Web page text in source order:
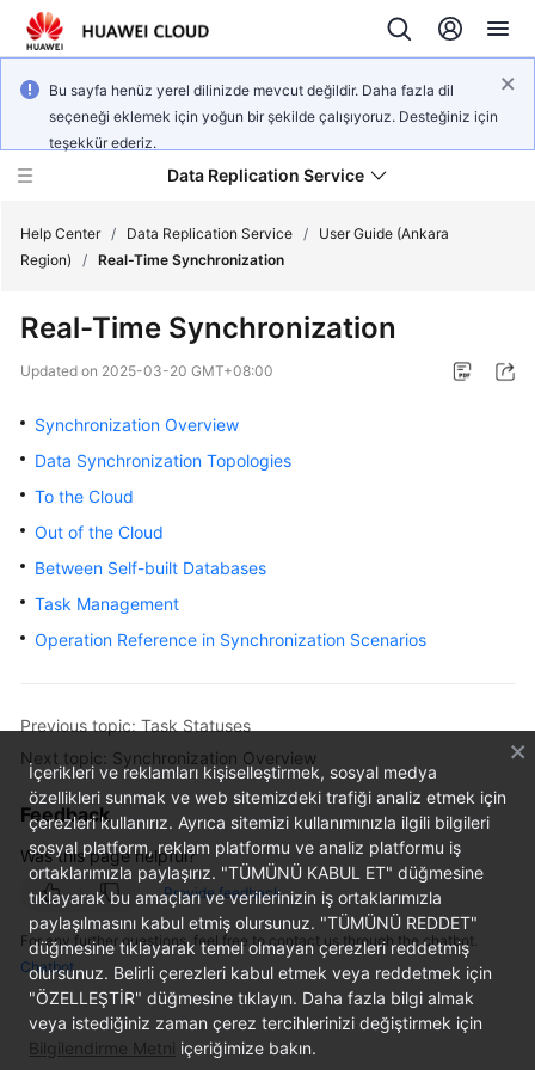
Bu sayfa henüz yerel dilinizde mevcut değildir. Daha fazla dil
seçeneği eklemek için yoğun bir şekilde çalışıyoruz. Desteğiniz için
teşekkür ederiz.
Data Replication Service
New
Overview
Billing
Getting
User
Guide
Practices
Security
White
Paper
API
Reference
SDK
Reference
FAQs
Help Center / Data Replication Service /
User Guide (Ankara
Region)
/ Real-Time Synchronization
Real-Time Synchronization
Updated on 2025-03-20 GMT+08:00
Synchronization Overview
Data Synchronization Topologies
To the Cloud
Out of the Cloud
Between Self-built Databases
Task Management
Operation Reference in Synchronization Scenarios
Previous topic: Task Statuses
Next topic: Synchronization Overview
Feedback
Was this page helpful?
Provide feedback
For any further questions, feel free to contact us through the chatbot.
Chatbot
İçerikleri ve reklamları kişiselleştirmek, sosyal medya
özellikleri sunmak ve web sitemizdeki trafiği analiz etmek için
çerezleri kullanırız. Ayrıca sitemizi kullanımınızla ilgili bilgileri
sosyal platform, reklam platformu ve analiz platformu iş
ortaklarımızla paylaşırız. "TÜMÜNÜ KABUL ET" düğmesine
tıklayarak bu amaçları ve verilerinizin iş ortaklarımızla
paylaşılmasını kabul etmiş olursunuz. "TÜMÜNÜ REDDET"
düğmesine tıklayarak temel olmayan çerezleri reddetmiş
olursunuz. Belirli çerezleri kabul etmek veya reddetmek için
"ÖZELLEŞTİR" düğmesine tıklayın. Daha fazla bilgi almak
veya istediğiniz zaman çerez tercihlerinizi değiştirmek için
Bilgilendirme Metni içeriğimize bakın.